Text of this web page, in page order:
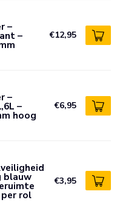
–
– €12,95
–
–
hoog
€6,95
blauw
rol
€3,95